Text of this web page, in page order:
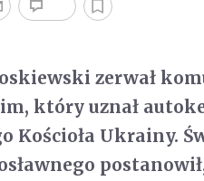
zerwał
który uznał
Kościoła Ukrainy.